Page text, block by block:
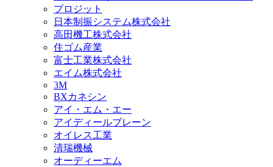
プロジット
日本制振システム株式会社
高田機工株式会社
住ゴム産業
富士工業株式会社
エイム株式会社
3M
BXカネシン
アイ・エム・エー
アイディールブレーン
オイレス工業
清瑞機械
オーディーエム